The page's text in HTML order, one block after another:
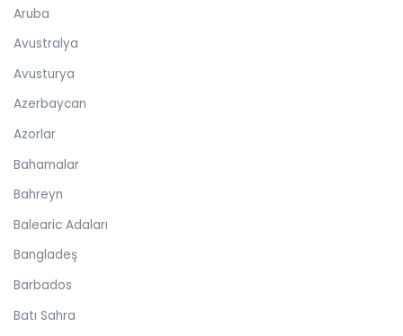
Aruba
Avustralya
Avusturya
Azerbaycan
Azorlar
Bahamalar
Bahreyn
Balearic Adaları
Bangladeş
Barbados
Batı Sahra